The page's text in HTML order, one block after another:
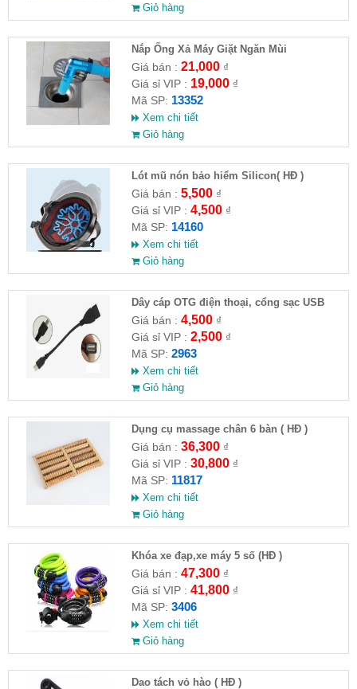
Giỏ hàng
Nắp Ống Xả Máy Giặt Ngăn Mùi
Giá bán : 21,000₫
Giá sỉ VIP : 19,000₫
Mã SP: 13352
Xem chi tiết
Giỏ hàng
Lót mũ nón bảo hiểm Silicon( HĐ )
Giá bán : 5,500₫
Giá sỉ VIP : 4,500₫
Mã SP: 14160
Xem chi tiết
Giỏ hàng
Dây cáp OTG điện thoại, cổng sạc USB
Giá bán : 4,500₫
Giá sỉ VIP : 2,500₫
Mã SP: 2963
Xem chi tiết
Giỏ hàng
Dụng cụ massage chân 6 bàn ( HĐ )
Giá bán : 36,300₫
Giá sỉ VIP : 30,800₫
Mã SP: 11817
Xem chi tiết
Giỏ hàng
Khóa xe đạp,xe máy 5 số (HĐ )
Giá bán : 47,300₫
Giá sỉ VIP : 41,800₫
Mã SP: 3406
Xem chi tiết
Giỏ hàng
Dao tách vỏ hào ( HĐ )